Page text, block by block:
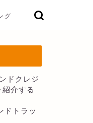
グ
ドクレジ
介する
ドトラッ